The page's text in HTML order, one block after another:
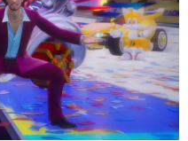
ムクリエイターの青春〜
』等で知られるマンガ家・田中圭
ポートマンガです。
い？
がゲームの魅力を画面や操作の
していく、硬派で骨太な評論連載